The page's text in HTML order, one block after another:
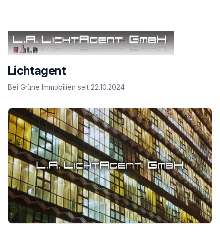
Lichtagent
Bei Grüne Immobilien seit 22.10.2024